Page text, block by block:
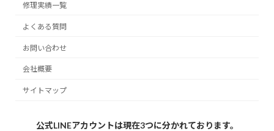
修理実績一覧
よくある質問
お問い合わせ
会社概要
サイトマップ
公式LINEアカウントは現在3つに分かれております。